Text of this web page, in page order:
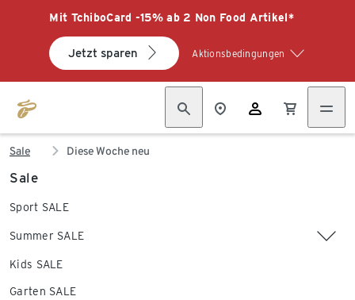
Mit TchiboCard -15% ab 2 Non Food Artikel*
Jetzt sparen Aktionsbedingungen
Sale Diese Woche neu
Sale
Sport SALE
Summer SALE
Kids SALE
Garten SALE